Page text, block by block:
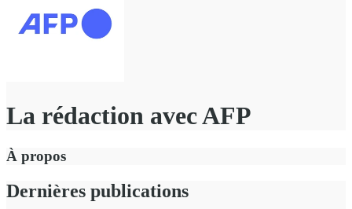
La rédaction avec AFP
À propos
Dernières publications